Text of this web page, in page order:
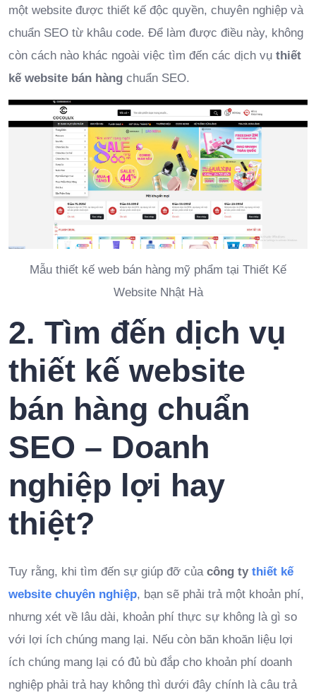
một website được thiết kế độc quyền, chuyên nghiệp và
chuẩn SEO từ khâu code. Để làm được điều này, không
còn cách nào khác ngoài việc tìm đến các dịch vụ thiết
kế website bán hàng chuẩn SEO.
Mẫu thiết kế web bán hàng mỹ phẩm tại Thiết Kế
Website Nhật Hà
2. Tìm đến dịch vụ
thiết kế website
bán hàng chuẩn
SEO – Doanh
nghiệp lợi hay
thiệt?
Tuy rằng, khi tìm đến sự giúp đỡ của công ty thiết kế
website chuyên nghiệp, bạn sẽ phải trả một khoản phí,
nhưng xét về lâu dài, khoản phí thực sự không là gì so
với lợi ích chúng mang lại. Nếu còn băn khoăn liệu lợi
ích chúng mang lại có đủ bù đắp cho khoản phí doanh
nghiệp phải trả hay không thì dưới đây chính là câu trả